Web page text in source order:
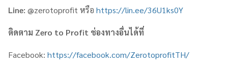
Line: @zerotoprofit หรือ https://lin.ee/36U1ks0Y
ติดตาม Zero to Profit ช่องทางอื่นได้ที่
Facebook: https://facebook.com/ZerotoprofitTH/